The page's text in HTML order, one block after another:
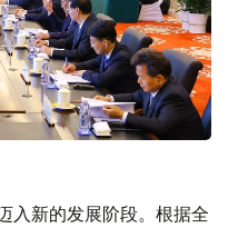
入新的发展阶段。根据全